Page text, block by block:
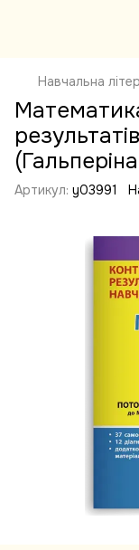
Навчальна
Артикул: y03991